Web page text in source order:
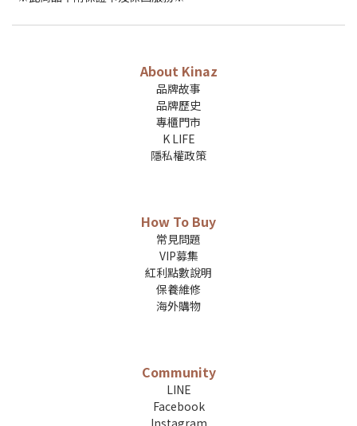
About Kinaz
品牌故事
品牌歷史
專櫃門市
K LIFE
隱私權政策
How To Buy
常見問題
VIP募集
紅利點數說明
保養維修
海外購物
Community
LINE
Facebook